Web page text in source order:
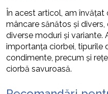
În acest articol, am
mâncare sănătos și
diverse moduri și variante.
importanța ciorbei, tipurile
condimente, precum și
ciorbă savuroasă.